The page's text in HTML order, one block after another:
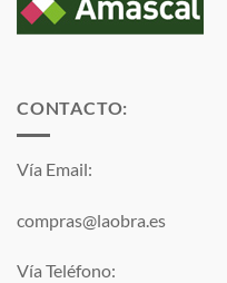
CONTACTO:
Vía Email:
compras@laobra.es
Vía Teléfono: